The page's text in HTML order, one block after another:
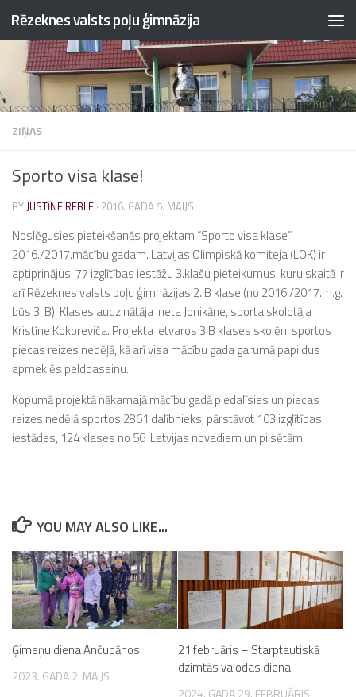
Skip to content
Rēzeknes valsts poļu ģimnāzija
ZIŅAS
Sporto visa klase!
BYJUSTĪNE REBLE · 2016. GADA 5. MAIJS
Noslēgusies pieteikšanās projektam “Sporto visa klase”
2016./2017.mācību gadam. Latvijas Olimpiskā komiteja (LOK) ir
aptiprinājusi 77 izglītības iestāžu 3.klašu pieteikumus, kuru skaitā ir
arī Rēzeknes valsts poļu ģimnāzijas 2. B klase (no 2016./2017.m.g.
būs 3. B). Klases audzinātāja Ineta Jonikāne, sporta skolotāja
Kristīne Kokoreviča. Projekta ietvaros 3.B klases skolēni sportos
piecas reizes nedēļā, kā arī visa mācību gada garumā papildus
apmeklēs peldbaseinu.
Kopumā projektā nākamajā mācību gadā piedalīsies un piecas
reizes nedēļā sportos 2861 dalībnieks, pārstāvot 103 izglītības
iestādes, 124 klases no 56 Latvijas novadiem un pilsētām.
YOU MAY ALSO LIKE...
Ģimeņu diena Ančupānos
2023. GADA 2. MAIJS
21.februāris – Starptautiskā
dzimtās valodas diena
2024. GADA 29. FEBRUĀRIS